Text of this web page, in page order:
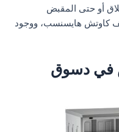
أو حتى المقبض
كاوتش هايسنسب، ووجود
في دسوق